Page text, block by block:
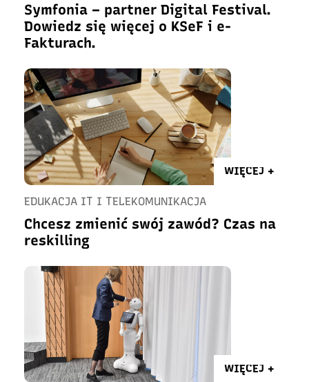
Symfonia – partner Digital Festival.
Dowiedz się więcej o KSeF i e-
Fakturach.
WIĘCEJ +
EDUKACJA IT I TELEKOMUNIKACJA
Chcesz zmienić swój zawód? Czas na
reskilling
WIĘCEJ +